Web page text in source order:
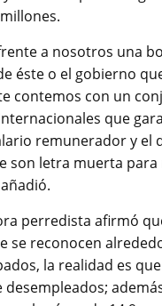
a nosotros una
éste o el gobierno
contemos con un
que
remunerador y el
son letra muerta para
perredista afirmó
se reconocen
la realidad es
desempleados;